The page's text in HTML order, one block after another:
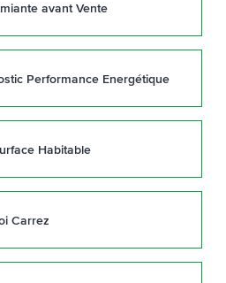
avant Vente
Performance Energétique
Habitable
Carrez